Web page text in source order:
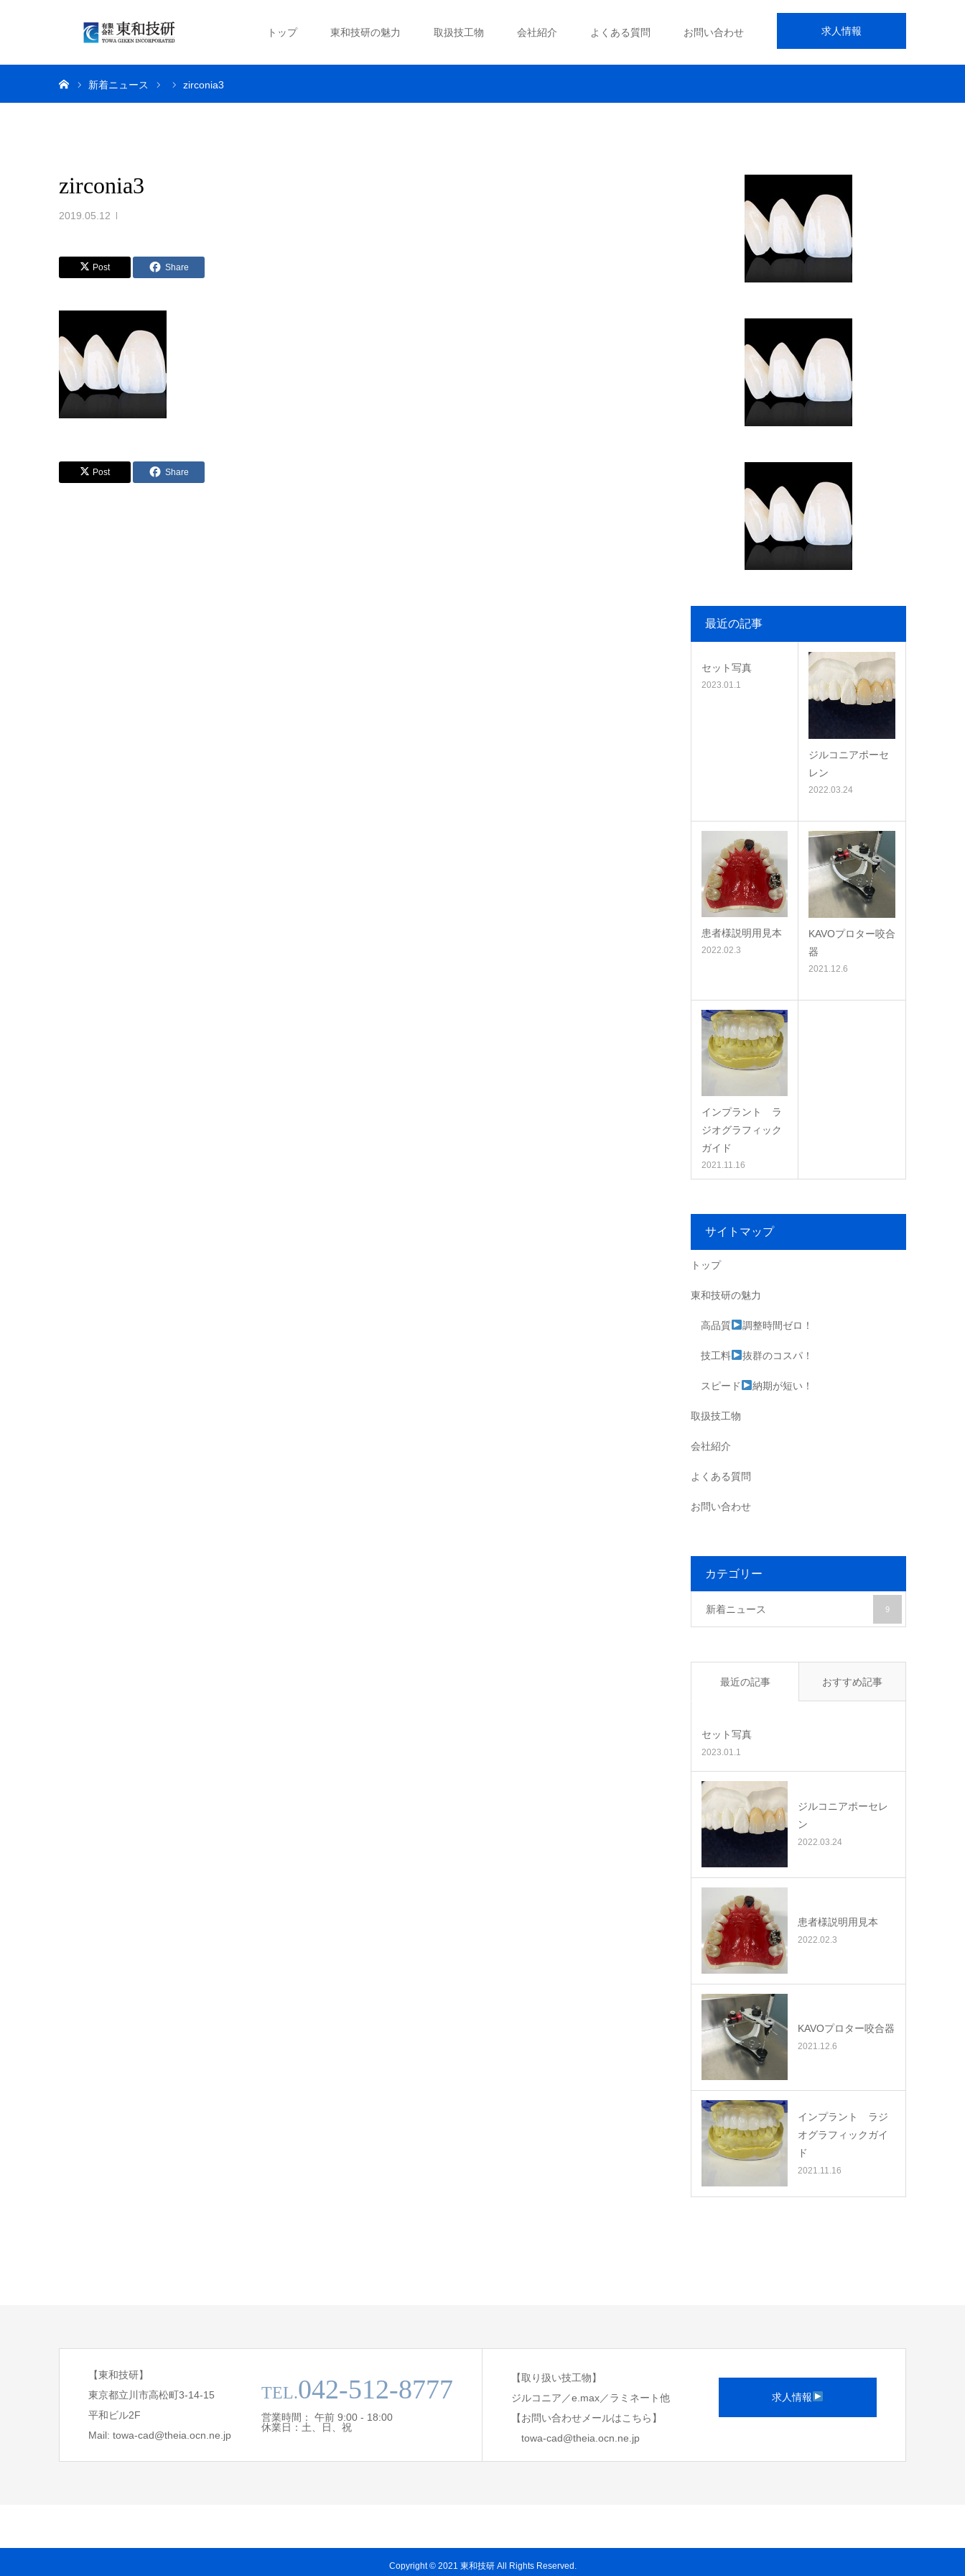
求人情報
トップ 東和技研の魅力 取扱技工物 会社紹介 よくある質問 お問い合わせ
新着ニュース zirconia3
zirconia3
2019.05.12
Post Share
Post Share
最近の記事
セット写真
2023.01.1
ジルコニアポーセ
レン
2022.03.24
患者様説明用見本
2022.02.3
KAVOプロター咬合
器
2021.12.6
インプラント ラ
ジオグラフィック
ガイド
2021.11.16
サイトマップ
トップ
東和技研の魅力
高品質 調整時間ゼロ！
技工料 抜群のコスパ！
スピード 納期が短い！
取扱技工物
会社紹介
よくある質問
お問い合わせ
カテゴリー
新着ニュース 9
最近の記事 おすすめ記事
セット写真
2023.01.1
ジルコニアポーセレ
ン
2022.03.24
患者様説明用見本
2022.02.3
KAVOプロター咬合器
2021.12.6
インプラント ラジ
オグラフィックガイ
ド
2021.11.16
【東和技研】
東京都立川市高松町3-14-15
平和ビル2F
Mail: towa-cad@theia.ocn.ne.jp
TEL.042-512-8777
営業時間： 午前 9:00 - 18:00
休業日：土、日、祝
【取り扱い技工物】
ジルコニア／e.max／ラミネート他
【お問い合わせメールはこちら】
towa-cad@theia.ocn.ne.jp
求人情報
Copyright © 2021 東和技研 All Rights Reserved.